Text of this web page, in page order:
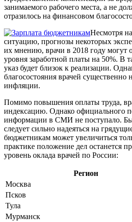
занимаемого рабочего места, а не
отразилось на финансовом
Несмотря
ситуацию, прогнозы некоторых
их мнению, врачи в 2018 году могут
уровня заработной платы на 50%. В
указ будет близок к реализации.
благосостояния врачей существенно
инфляции.
Помимо повышения оплаты труда,
индексацию. Однако официального
информации в СМИ не поступало.
следует сильно надеяться на
бюджетникам может увеличиться
практике положение дел останется
уровень оклада врачей по России:
Регион
Москва
Псков
Тула
Мурманск